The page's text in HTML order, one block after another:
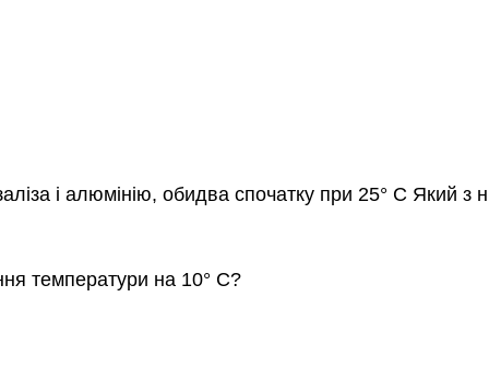
і алюмінію, обидва спочатку при 25° C Який
температури на 10° C?